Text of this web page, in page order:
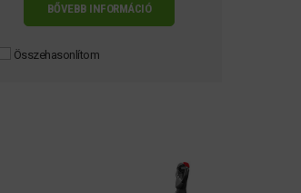
BŐVEBB INFORMÁCIÓ
Összehasonlítom